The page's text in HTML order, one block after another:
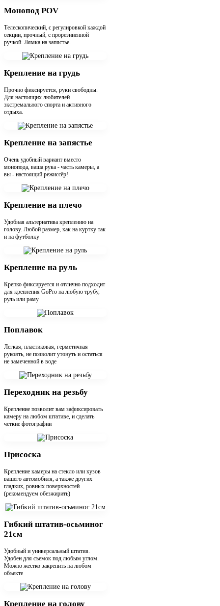
Монопод POV
Телескопический, с регулировкой каждой
секции, прочный, с прорезиненной
ручкой. Лямка на запястье.
Крепление на грудь
Прочно фиксируется, руки свободны.
Для настоящих любителей
экстремального спорта и активного
отдыха.
Крепление на запястье
Очень удобный вариант вместо
монопода, ваша рука - часть камеры, а
вы - настоящий режиссёр!
Крепление на плечо
Удобная альтернатива креплению на
голову. Любой размер, как на куртку так
и на футболку
Крепление на руль
Крепко фиксируется и отлично подходит
для крепления GoPro на любую трубу,
руль или раму
Поплавок
Легкая, пластиковая, герметичная
рукоять, не позволит утонуть и остаться
не замеченной в воде
Переходник на резьбу
Крепление позволит вам зафиксировать
камеру на любом штативе, и сделать
четкие фотографии
Присоска
Крепление камеры на стекло или кузов
вашего автомобиля, а также других
гладких, ровных поверхностей
(рекомендуем обезжирить)
Гибкий штатив-осьминог
21см
Удобный и универсальный штатив.
Удобен для съемок под любым углом.
Можно жестко закрепить на любом
объекте
Крепление на голову